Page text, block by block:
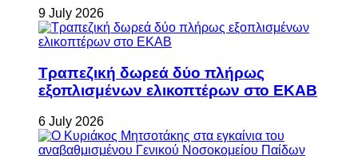
9 July 2026
Τραπεζική δωρεά δύο πλήρως
εξοπλισμένων ελικοπτέρων στο ΕΚΑΒ
6 July 2026